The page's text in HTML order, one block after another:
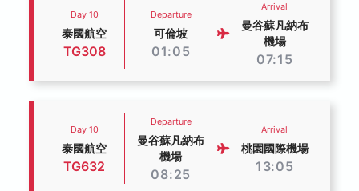
Day 10
泰國航空
TG308
Departure
可倫坡
01:05
Arrival
曼谷蘇凡納布
機場
07:15
Day 10
泰國航空
TG632
Departure
曼谷蘇凡納布
機場
08:25
Arrival
桃園國際機場
13:05